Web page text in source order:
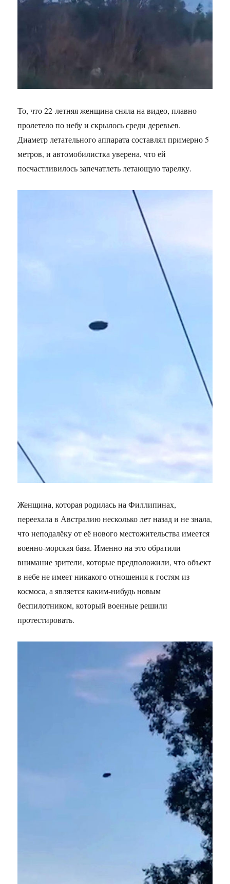
То, что 22-летняя женщина сняла на видео, плавно
пролетело по небу и скрылось среди деревьев.
Диаметр летательного аппарата составлял примерно 5
метров, и автомобилистка уверена, что ей
посчастливилось запечатлеть летающую тарелку.
Женщина, которая родилась на Филлипинах,
переехала в Австралию несколько лет назад и не знала,
что неподалёку от её нового местожительства имеется
военно-морская база. Именно на это обратили
внимание зрители, которые предположили, что объект
в небе не имеет никакого отношения к гостям из
космоса, а является каким-нибудь новым
беспилотником, который военные решили
протестировать.